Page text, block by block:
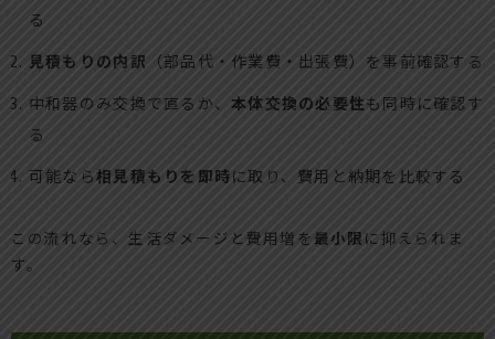
る
見積もりの内訳 （部品代・作業費・出張費）を事前確認する
中和器のみ交換で直るか、本体交換の必要性も同時に確認す
る
可能なら相見積もりを即時に取り、費用と納期を比較する
この流れなら、生活ダメージと費用増を 最小限 に抑えられま
す。